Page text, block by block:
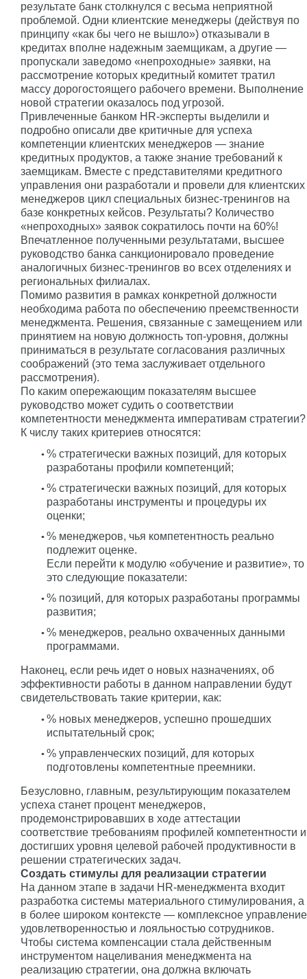
результате банк столкнулся с весьма неприятной
проблемой. Одни клиентские менеджеры (действуя по
принципу «как бы чего не вышло») отказывали в
кредитах вполне надежным заемщикам, а другие —
пропускали заведомо «непроходные» заявки, на
рассмотрение которых кредитный комитет тратил
массу дорогостоящего рабочего времени. Выполнение
новой стратегии оказалось под угрозой.
Привлеченные банком HR-эксперты выделили и
подробно описали две критичные для успеха
компетенции клиентских менеджеров — знание
кредитных продуктов, а также знание требований к
заемщикам. Вместе с представителями кредитного
управления они разработали и провели для клиентских
менеджеров цикл специальных бизнес-тренингов на
базе конкретных кейсов. Результаты? Количество
«непроходных» заявок сократилось почти на 60%!
Впечатленное полученными результатами, высшее
руководство банка санкционировало проведение
аналогичных бизнес-тренингов во всех отделениях и
региональных филиалах.
Помимо развития в рамках конкретной должности
необходима работа по обеспечению преемственности
менеджмента. Решения, связанные с замещением или
принятием на новую должность топ-уровня, должны
приниматься в результате согласования различных
соображений (это тема заслуживает отдельного
рассмотрения).
По каким опережающим показателям высшее
руководство может судить о соответствии
компетентности менеджмента императивам стратегии?
К числу таких критериев относятся:
% стратегически важных позиций, для которых
разработаны профили компетенций;
% стратегически важных позиций, для которых
разработаны инструменты и процедуры их
оценки;
% менеджеров, чья компетентность реально
подлежит оценке.
Если перейти к модулю «обучение и развитие», то
это следующие показатели:
% позиций, для которых разработаны программы
развития;
% менеджеров, реально охваченных данными
программами.
Наконец, если речь идет о новых назначениях, об
эффективности работы в данном направлении будут
свидетельствовать такие критерии, как:
% новых менеджеров, успешно прошедших
испытательный срок;
% управленческих позиций, для которых
подготовлены компетентные преемники.
Безусловно, главным, результирующим показателем
успеха станет процент менеджеров,
продемонстрировавших в ходе аттестации
соответствие требованиям профилей компетентности и
достигших уровня целевой рабочей продуктивности в
решении стратегических задач.
Создать стимулы для реализации стратегии
На данном этапе в задачи HR-менеджмента входит
разработка системы материального стимулирования, а
в более широком контексте — комплексное управление
удовлетворенностью и лояльностью сотрудников.
Чтобы система компенсации стала действенным
инструментом нацеливания менеджмента на
реализацию стратегии, она должна включать